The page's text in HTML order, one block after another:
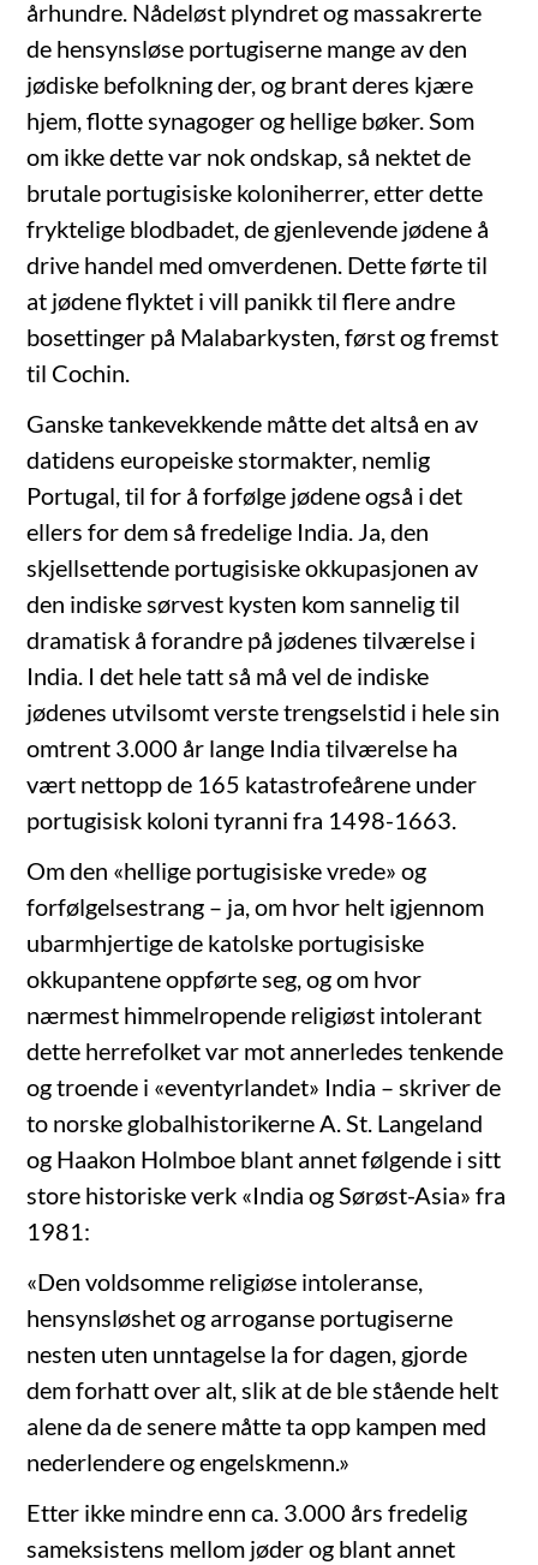
århundre. Nådeløst plyndret og massakrerte
de hensynsløse portugiserne mange av den
jødiske befolkning der, og brant deres kjære
hjem, flotte synagoger og hellige bøker. Som
om ikke dette var nok ondskap, så nektet de
brutale portugisiske koloniherrer, etter dette
fryktelige blodbadet, de gjenlevende jødene å
drive handel med omverdenen. Dette førte til
at jødene flyktet i vill panikk til flere andre
bosettinger på Malabarkysten, først og fremst
til Cochin.
Ganske tankevekkende måtte det altså en av
datidens europeiske stormakter, nemlig
Portugal, til for å forfølge jødene også i det
ellers for dem så fredelige India. Ja, den
skjellsettende portugisiske okkupasjonen av
den indiske sørvest kysten kom sannelig til
dramatisk å forandre på jødenes tilværelse i
India. I det hele tatt så må vel de indiske
jødenes utvilsomt verste trengselstid i hele sin
omtrent 3.000 år lange India tilværelse ha
vært nettopp de 165 katastrofeårene under
portugisisk koloni tyranni fra 1498-1663.
Om den «hellige portugisiske vrede» og
forfølgelsestrang – ja, om hvor helt igjennom
ubarmhjertige de katolske portugisiske
okkupantene oppførte seg, og om hvor
nærmest himmelropende religiøst intolerant
dette herrefolket var mot annerledes tenkende
og troende i «eventyrlandet» India – skriver de
to norske globalhistorikerne A. St. Langeland
og Haakon Holmboe blant annet følgende i sitt
store historiske verk «India og Sørøst-Asia» fra
1981:
«Den voldsomme religiøse intoleranse,
hensynsløshet og arroganse portugiserne
nesten uten unntagelse la for dagen, gjorde
dem forhatt over alt, slik at de ble stående helt
alene da de senere måtte ta opp kampen med
nederlendere og engelskmenn.»
Etter ikke mindre enn ca. 3.000 års fredelig
sameksistens mellom jøder og blant annet